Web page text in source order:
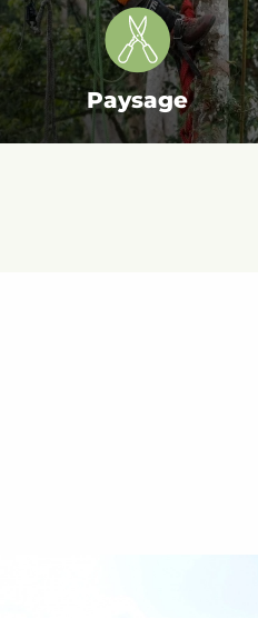
Paysage